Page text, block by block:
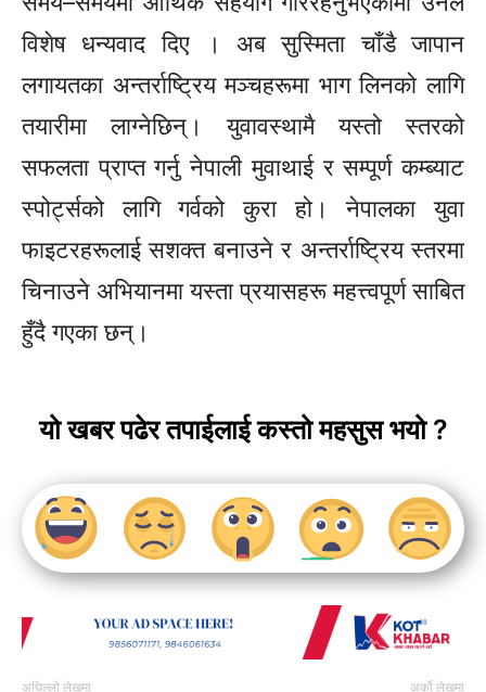
विशेष धन्यवाद दिए । अब सुस्मिता चाँडै जापान
लगायतका अन्तर्राष्ट्रिय मञ्चहरूमा भाग लिनको लागि
तयारीमा लाग्नेछिन्। युवावस्थामै यस्तो स्तरको
सफलता प्राप्त गर्नु नेपालीमुवाथाईर सम्पूर्ण कम्ब्याट
स्पोर्ट्सको लागि गर्वको कुरा हो। नेपालका युवा
फाइटरहरूलाई सशक्त बनाउने र अन्तर्राष्ट्रिय स्तरमा
चिनाउने अभियानमा यस्ता प्रयासहरू महत्त्वपूर्ण साबित
हुँदै गएका छन्।
यो खबर पढेर तपाईलाई कस्तो महसुस भयो ?
अघिल्लो लेखमा अर्को लेखमा